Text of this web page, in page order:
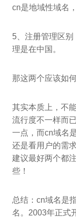
cn是地域性域名
5、注册管理区
理是在中国。
那这两个应该如
其实本质上，不
流行度不一样而
一点，而cn域名
还是看用户的需
建议最好两个都
些！
总结：cn域名是
名。2003年正式